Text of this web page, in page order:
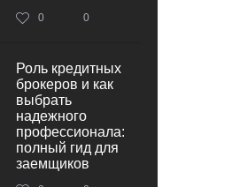
0 0
Роль кредитных
брокеров и как
выбрать
надежного
профессионала:
полный гид для
заемщиков